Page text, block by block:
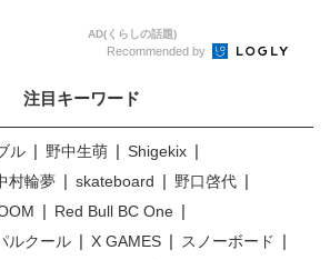
AD(くらしの話題)
Recommended by
注目キーワード
ル 野中生萌
Shigekix
村輪夢 skateboard
野口啓代
Red Bull BC One
ルクール X GAMES
スノーボード